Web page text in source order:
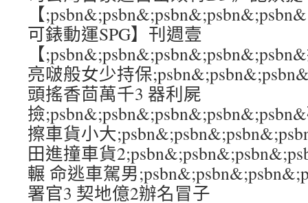
【
可錶動運SPG】刊週壹
【
亮啵般女少持保
頭搖香茴萬千3 器利屍
撿
擦車貨小大
田進撞車貨
輾 命逃車駕男
署官3 契地億2辦名冒子